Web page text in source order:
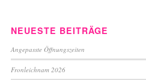
NEUESTE BEITRÄGE
Angepasste Öffnungszeiten
Fronleichnam 2026